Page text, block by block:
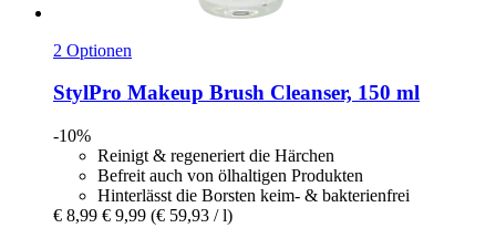
2 Optionen
StylPro Makeup Brush Cleanser, 150 ml
-10%
Reinigt & regeneriert die Härchen
Befreit auch von ölhaltigen Produkten
Hinterlässt die Borsten keim- & bakterienfrei
€ 8,99 € 9,99 (€ 59,93 / l)